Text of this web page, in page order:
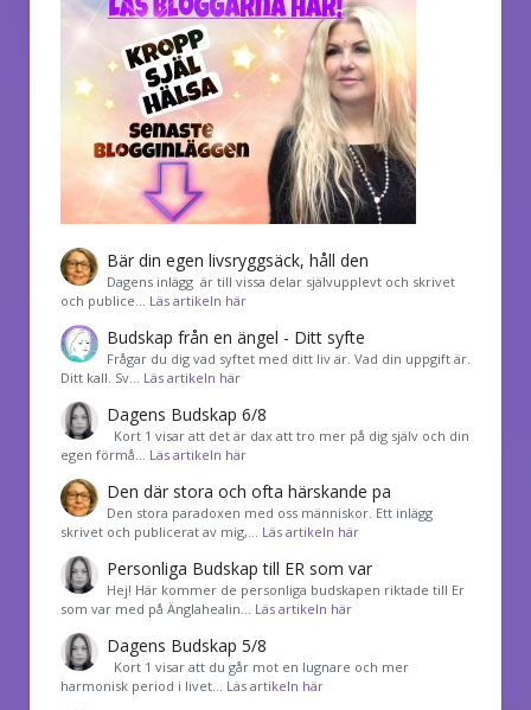
Bär din egen livsryggsäck, håll den
Dagens inlägg är till vissa delar självupplevt och skrivet
och publice… Läs artikeln här
Budskap från en ängel - Ditt syfte
Frågar du dig vad syftet med ditt liv är. Vad din uppgift är.
Ditt kall. Sv… Läs artikeln här
Dagens Budskap 6/8
Kort 1 visar att det är dax att tro mer på dig själv och din
egen förmå… Läs artikeln här
Den där stora och ofta härskande pa
Den stora paradoxen med oss människor. Ett inlägg
skrivet och publicerat av mig,… Läs artikeln här
Personliga Budskap till ER som var
Hej! Här kommer de personliga budskapen riktade till Er
som var med på Änglahealin… Läs artikeln här
Dagens Budskap 5/8
Kort 1 visar att du går mot en lugnare och mer
harmonisk period i livet… Läs artikeln här